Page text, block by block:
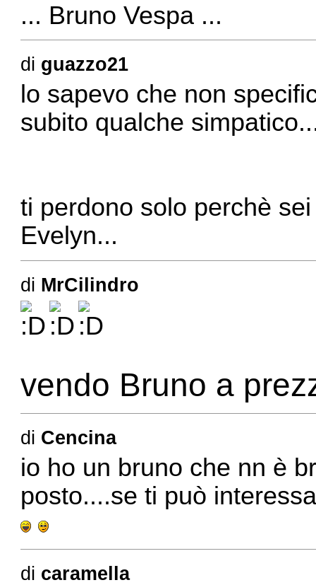
... Bruno Vespa ...
di guazzo21
lo sapevo che non
subito qualche
ti perdono solo perchè
Evelyn...
di MrCilindro
vendo Bruno a
di Cencina
io ho un bruno che nn è
posto....se ti può
di caramella